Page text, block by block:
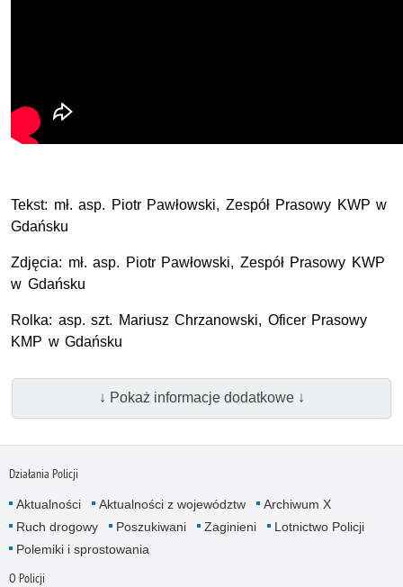
Tekst: mł. asp. Piotr Pawłowski, Zespół Prasowy KWP w
Gdańsku
Zdjęcia: mł. asp. Piotr Pawłowski, Zespół Prasowy KWP
w Gdańsku
Rolka: asp. szt. Mariusz Chrzanowski, Oficer Prasowy
KMP w Gdańsku
↓ Pokaż informacje dodatkowe ↓
Działania Policji
Aktualności Aktualności z województw
Archiwum X
Ruch drogowy
Poszukiwani Zaginieni
Lotnictwo Policji
Polemiki i sprostowania
O Policji